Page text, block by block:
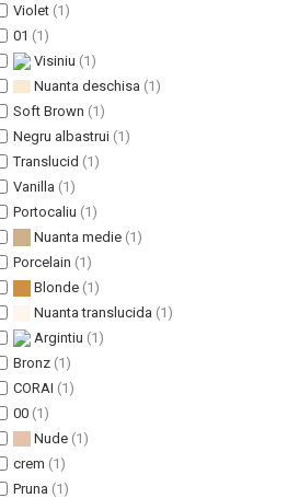
Violet (1)
01 (1)
Visiniu (1)
Nuanta deschisa (1)
Soft Brown (1)
Negru albastrui (1)
Translucid (1)
Vanilla (1)
Portocaliu (1)
Nuanta medie (1)
Porcelain (1)
Blonde (1)
Nuanta translucida (1)
Argintiu (1)
Bronz (1)
CORAI (1)
00 (1)
Nude (1)
crem (1)
Pruna (1)